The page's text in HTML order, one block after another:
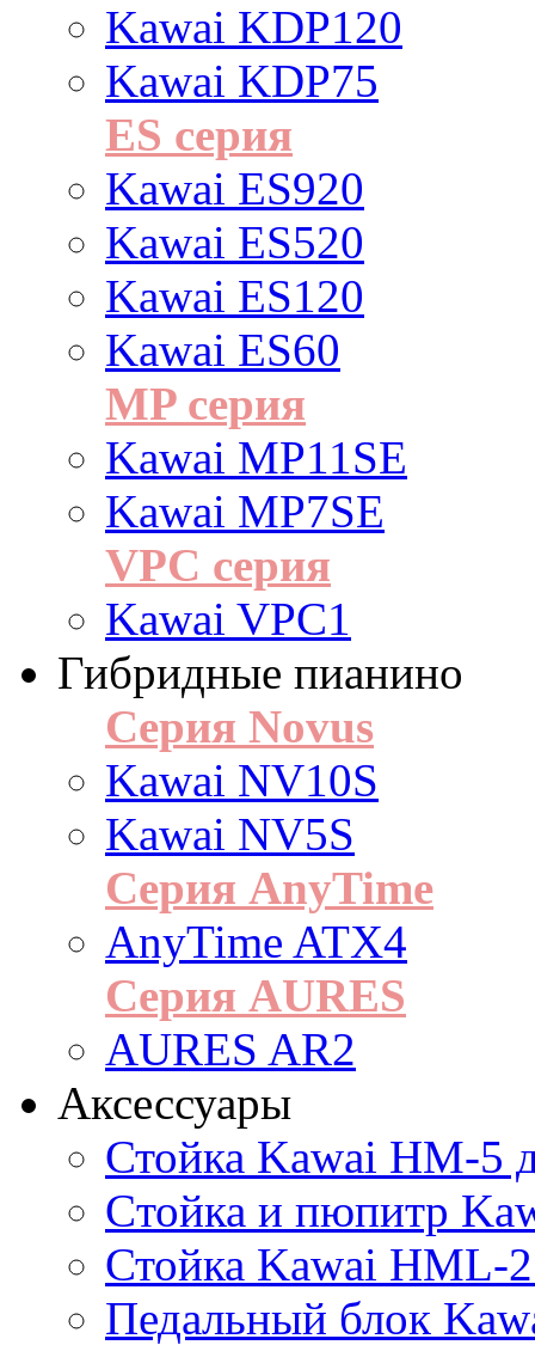
Kawai KDP120
Kawai KDP75
ES cерия
Kawai ES920
Kawai ES520
Kawai ES120
Kawai ES60
MP серия
Kawai MP11SE
Kawai MP7SE
VPC серия
Kawai VPC1
Гибридные пианино
Серия Novus
Kawai NV10S
Kawai NV5S
Серия AnyTime
AnyTime ATX4
Серия AURES
AURES AR2
Аксессуары
Стойка Kawai HM-5
Cтойка и пюпитр
Стойка Kawai HML-
Педальный блок